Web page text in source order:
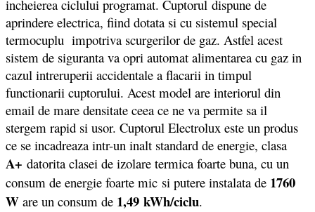
incheierea ciclului programat. Cuptorul dispune de
aprindere electrica, fiind dotata si cu sistemul special
termocuplu impotriva scurgerilor de gaz. Astfel acest
sistem de siguranta va opri automat alimentarea cu gaz in
cazul intreruperii accidentale a flacarii in timpul
functionarii cuptorului. Acest model are interiorul din
email de mare densitate ceea ce ne va permite sa il
stergem rapid si usor. Cuptorul Electrolux este un produs
ce se incadreaza intr-un inalt standard de energie, clasa
A+ datorita clasei de izolare termica foarte buna, cu un
consum de energie foarte mic si putere instalata de 1760
W are un consum de 1,49 kWh/ciclu.